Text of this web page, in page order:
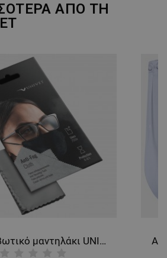
ΑΠΟ ΤΗ
Αντιθαμβωτικό μαντηλάκι UNIVET
ΣΤΌΧΕΥΣΗΣ